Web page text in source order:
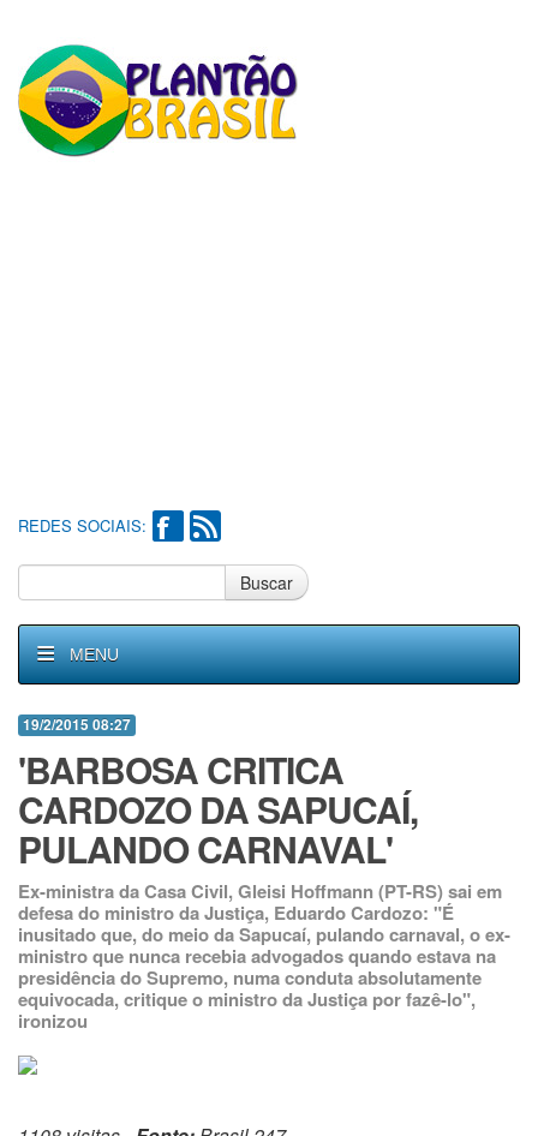
REDES SOCIAIS:
Buscar
MENU
19/2/2015 08:27
'BARBOSA CRITICA
CARDOZO DA SAPUCAÍ,
PULANDO CARNAVAL'
Ex-ministra da Casa Civil, Gleisi Hoffmann (PT-RS) sai em
defesa do ministro da Justiça, Eduardo Cardozo: "É
inusitado que, do meio da Sapucaí, pulando carnaval, o ex-
ministro que nunca recebia advogados quando estava na
presidência do Supremo, numa conduta absolutamente
equivocada, critique o ministro da Justiça por fazê-lo",
ironizou